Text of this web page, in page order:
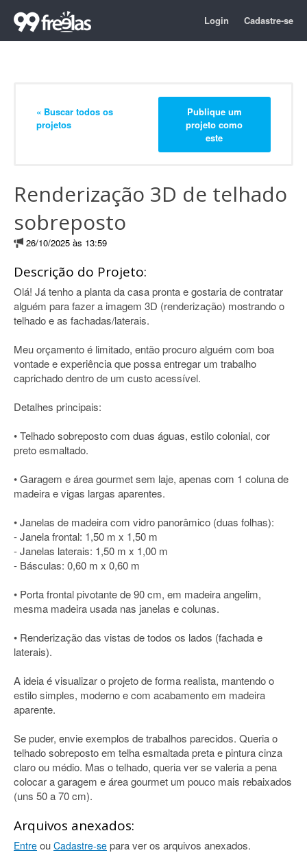
Login Cadastre-se
« Buscar todos os
projetos
Publique um
projeto como
este
Renderização 3D de telhado
sobreposto
26/10/2025 às 13:59
Descrição do Projeto:
Olá! Já tenho a planta da casa pronta e gostaria de contratar
alguém para fazer a imagem 3D (renderização) mostrando o
telhado e as fachadas/laterais.
Meu orçamento é limitado, então procuro alguém com boa
vontade e experiência que possa entregar um trabalho
caprichado dentro de um custo acessível.
Detalhes principais:
• Telhado sobreposto com duas águas, estilo colonial, cor
preto esmaltado.
• Garagem e área gourmet sem laje, apenas com 1 coluna de
madeira e vigas largas aparentes.
• Janelas de madeira com vidro panorâmico (duas folhas):
- Janela frontal: 1,50 m x 1,50 m
- Janelas laterais: 1,50 m x 1,00 m
- Básculas: 0,60 m x 0,60 m
• Porta frontal pivotante de 90 cm, em madeira angelim,
mesma madeira usada nas janelas e colunas.
• Renderização das vistas de todos os lados (fachada e
laterais).
A ideia é visualizar o projeto de forma realista, mantendo o
estilo simples, moderno e com acabamento em madeira
aparente.
Se puder, envie exemplos de trabalhos parecidos. Queria o
telhado sobreposto em telha esmaltada preta e pintura cinza
claro ou médio. Mas o telhado, queria ver se valeria a pena
colocar a garagem e área gourmet um pouco mais rebaixados
(uns 50 a 70 cm).
Arquivos anexados:
Entre ou Cadastre-se para ver os arquivos anexados.